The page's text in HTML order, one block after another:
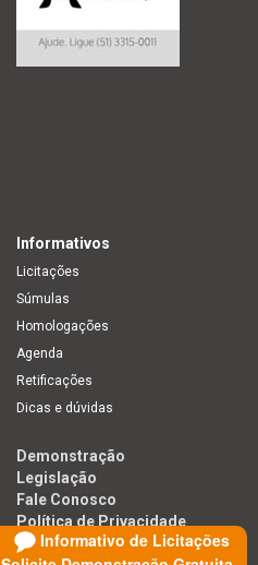
Informativo de Licitações
Informativos
Licitações
Súmulas
Homologações
Agenda
Retificações
Dicas e dúvidas
Demonstração
Legislação
Fale Conosco
Política de Privacidade